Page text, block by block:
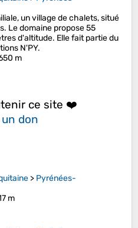
un village de chalets, situé
Le domaine propose 55
d'altitude. Elle fait partie du
N'PY.
m
ce site ❤️
un don
> Pyrénées-
m